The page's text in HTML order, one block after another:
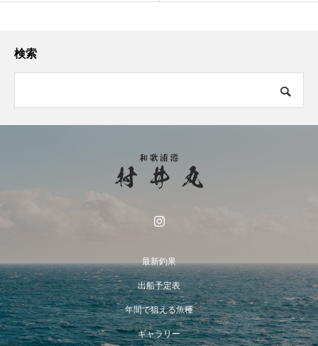
検索
最新釣果
出船予定表
年間で狙える魚種
ギャラリー